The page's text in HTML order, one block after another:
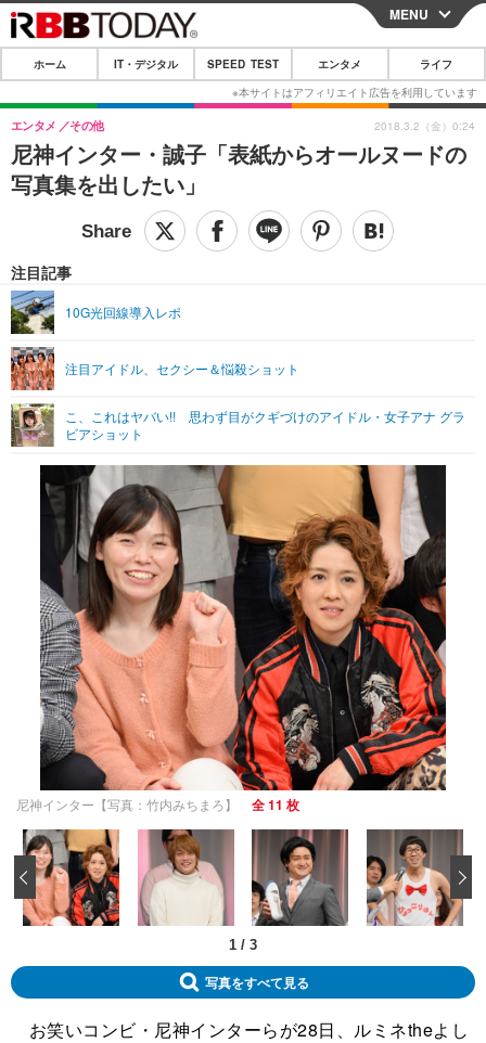
CLOSE
ホーム
IT・デジタル
IT・デジタルTOP スマートフォン
ショッピング その他
SPEED TEST
エンタメTOP 映画・ドラマ
グラビア
ショッピング その他
ライフTOP
リリース一覧
プッシュ通知の停止方法
MENU
ホーム IT・デジタル SPEED TEST エンタメ ライフ
尼神インター・誠子「表紙からオールヌードの
写真集を出したい」
エンタメ その他
注目記事
10G光回線導入レポ
注目アイドル、セクシー＆悩殺ショット
こ、これはヤバい!! 思わず目がクギづけのアイドル・女子アナ グラ
ビアショット
2018.3.2（金）0:24
尼神インター【写真：竹内みちまろ】 全 11 枚
1 / 3
‹
写真をすべて見る
お笑いコンビ・尼神インターらが28日、ルミネtheよし